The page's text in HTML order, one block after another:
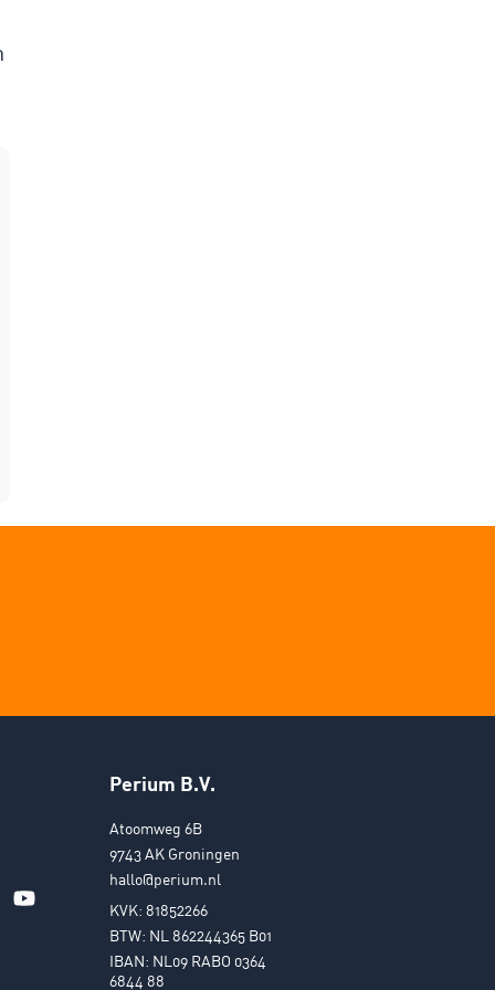
Perium B.V.
Atoomweg 6B
9743 AK Groningen
hallo@perium.nl
KVK: 81852266
BTW: NL 862244365 B01
IBAN: NL09 RABO 0364
6844 88